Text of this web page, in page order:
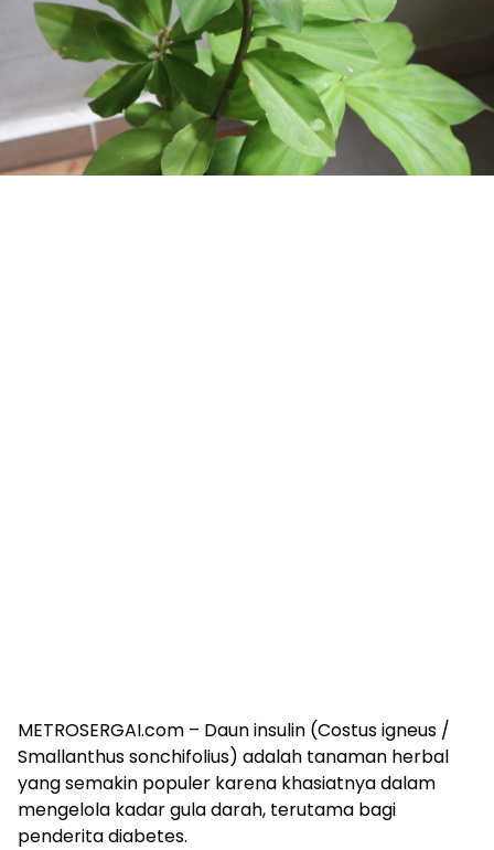
METROSERGAI.com – Daun insulin (Costus igneus /
Smallanthus sonchifolius) adalah tanaman herbal
yang semakin populer karena khasiatnya dalam
mengelola kadar gula darah, terutama bagi
penderita diabetes.